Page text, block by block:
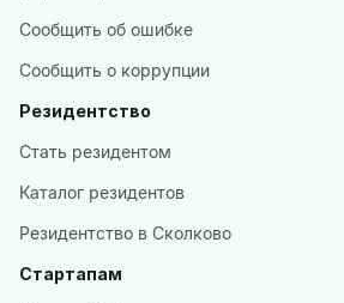
Сообщить об ошибке
Сообщить о коррупции
Резидентство
Стать резидентом
Каталог резидентов
Резидентство в Сколково
Стартапам